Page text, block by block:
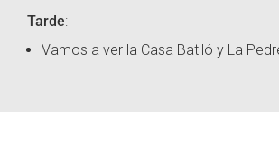
Tarde:
Vamos a ver la Casa Batlló y La